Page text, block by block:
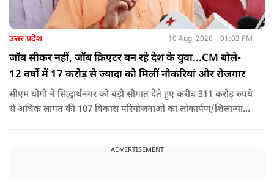
उत्तर प्रदेश 10 Aug, 2026 01:03 PM
जॉब सीकर नहीं, जॉब क्रिएटर बन रहे देश के युवा...CM बोले-
12 वर्षों में 17 करोड़ से ज्यादा को मिलीं नौकरियां और रोजगार
सीएम योगी ने सिद्धार्थनगर को बड़ी सौगात देते हुए करीब 311 करोड़ रुपये
से अधिक लागत की 107 विकास परियोजनाओं का लोकार्पण/शिलान्यास
ADVERTISEMENT